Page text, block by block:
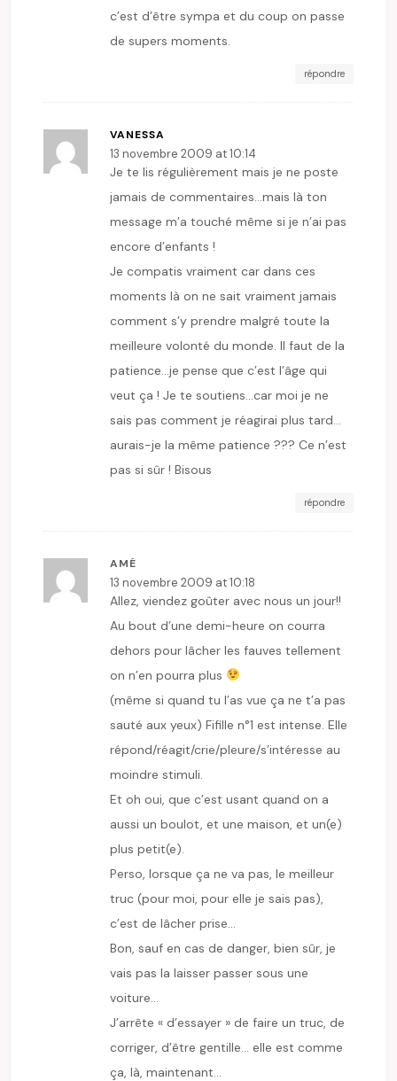
c’est d’être sympa et du coup on passe
de supers moments.
répondre
VANESSA
13 novembre 2009 at 10:14
Je te lis régulièrement mais je ne poste
jamais de commentaires…mais là ton
message m’a touché même si je n’ai pas
encore d’enfants !
Je compatis vraiment car dans ces
moments là on ne sait vraiment jamais
comment s’y prendre malgré toute la
meilleure volonté du monde. Il faut de la
patience…je pense que c’est l’âge qui
veut ça ! Je te soutiens…car moi je ne
sais pas comment je réagirai plus tard…
aurais-je la même patience ??? Ce n’est
pas si sûr ! Bisous
répondre
AMÉ
13 novembre 2009 at 10:18
Allez, viendez goûter avec nous un jour!!
Au bout d’une demi-heure on courra
dehors pour lâcher les fauves tellement
on n’en pourra plus
(même si quand tu l’as vue ça ne t’a pas
sauté aux yeux) Fifille n°1 est intense. Elle
répond/réagit/crie/pleure/s’intéresse au
moindre stimuli.
Et oh oui, que c’est usant quand on a
aussi un boulot, et une maison, et un(e)
plus petit(e).
Perso, lorsque ça ne va pas, le meilleur
truc (pour moi, pour elle je sais pas),
c’est de lâcher prise…
Bon, sauf en cas de danger, bien sûr, je
vais pas la laisser passer sous une
voiture…
J’arrête « d’essayer » de faire un truc, de
corriger, d’être gentille… elle est comme
ça, là, maintenant…